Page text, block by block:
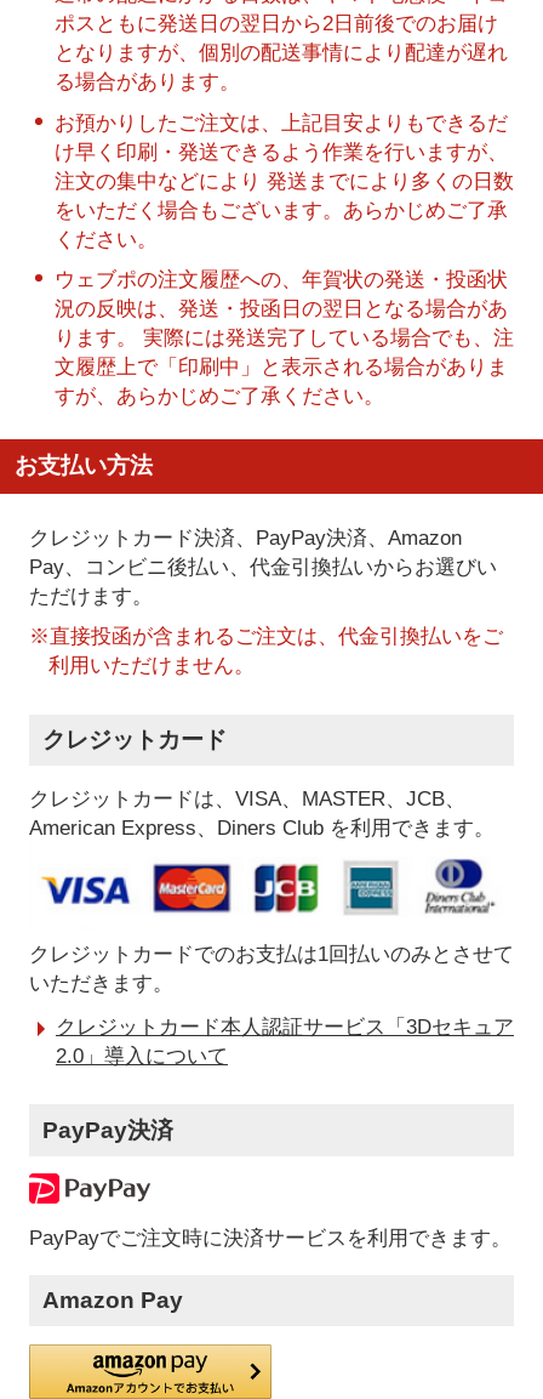
ポスともに発送日の翌日から2日前後でのお届け
となりますが、個別の配送事情により配達が遅れ
る場合があります。
お預かりしたご注文は、上記目安よりもできるだ
け早く印刷・発送できるよう作業を行いますが、
注文の集中などにより 発送までにより多くの日数
をいただく場合もございます。あらかじめご了承
ください。
ウェブポの注文履歴への、年賀状の発送・投函状
況の反映は、発送・投函日の翌日となる場合があ
ります。 実際には発送完了している場合でも、注
文履歴上で「印刷中」と表示される場合がありま
すが、あらかじめご了承ください。
お支払い方法
クレジットカード決済、PayPay決済、Amazon
Pay、コンビニ後払い、代金引換払いからお選びい
ただけます。
※直接投函が含まれるご注文は、代金引換払いをご
利用いただけません。
クレジットカード
クレジットカードは、VISA、MASTER、JCB、
American Express、Diners Club を利用できます。
クレジットカードでのお支払は1回払いのみとさせて
いただきます。
クレジットカード本人認証サービス「3Dセキュア
2.0」導入について
PayPay決済
PayPayでご注文時に決済サービスを利用できます。
Amazon Pay